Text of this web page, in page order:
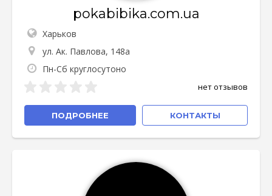
pokabibika.com.ua
Харьков
ул. Ак. Павлова, 148а
Пн-Сб круглосутоно
нет отзывов
ПОДРОБНЕЕ КОНТАКТЫ